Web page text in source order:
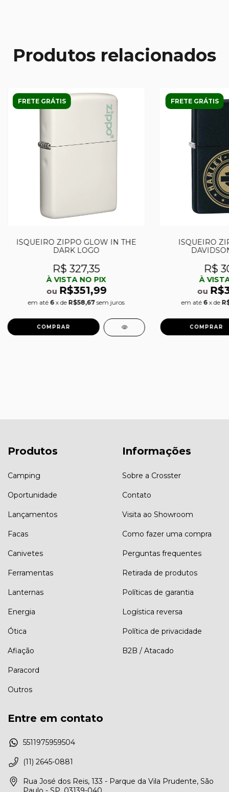
Produtos relacionados
FRETE GRÁTIS
ISQUEIRO ZIPPO GLOW IN THE
DARK LOGO
R$ 327,35
À VISTA NO PIX
ou R$351,99
em até 6 x de R$58,67 sem juros
FRETE GRÁTIS
ISQUEIRO
R$
À
ou
em até 6 x de
Produtos
Camping
Oportunidade
Lançamentos
Facas
Canivetes
Ferramentas
Lanternas
Energia
Ótica
Afiação
Paracord
Outros
Informações
Sobre a Crosster
Contato
Visita ao Showroom
Como fazer uma compra
Perguntas frequentes
Retirada de produtos
Políticas de garantia
Logística reversa
Política de privacidade
B2B / Atacado
Entre em contato
5511975959504
(11) 2645-0881
Rua José dos Reis, 133 - Parque da Vila Prudente, São